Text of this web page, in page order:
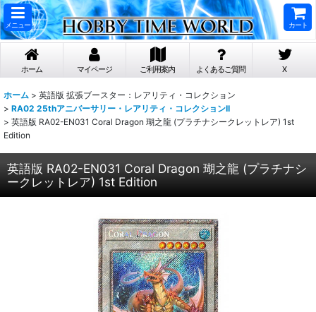
メニュー カート
ホーム マイページ ご利用案内 よくあるご質問 X
ホーム > 英語版 拡張ブースター：レアリティ・コレクション
> RA02 25thアニバーサリー・レアリティ・コレクションII
> 英語版 RA02-EN031 Coral Dragon 瑚之龍 (プラチナシークレットレア) 1st
Edition
英語版 RA02-EN031 Coral Dragon 瑚之龍 (プラチナシ
ークレットレア) 1st Edition